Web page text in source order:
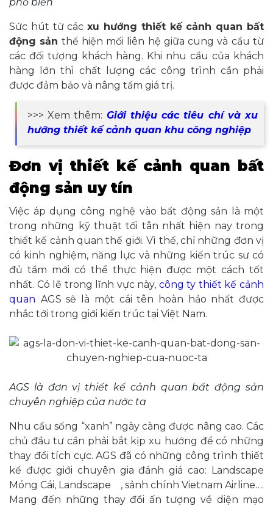
Sức hút từ cácxu hướng thiết kế cảnh quan bất
động sản thể hiện mối liên hệ giữa cung và cầu từ
các đối tượng khách hàng. Khi nhu cầu của khách
hàng lớn thì chất lượng các công trình cần phải
được đảm bảo và nâng tầm giá trị.
>>> Xem thêm: Giới thiệu các tiêu chí và xu
hướng thiết kế cảnh quan khu công nghiệp
Đơn vị thiết kế cảnh quan bất
động sản uy tín
Việc áp dụng công nghệ vào bất động sản là một
trong những kỹ thuật tối tân nhất hiện nay trong
thiết kế cảnh quan thế giới. Vì thế, chỉ những đơn vị
có kinh nghiệm, năng lực và những kiến trúc sư có
đủ tầm mới có thể thực hiện được một cách tốt
nhất. Có lẽ trong lĩnh vực này, công ty thiết kế cảnh
quan AGS sẽ là một cái tên hoàn hảo nhất được
nhắc tới trong giới kiến trúc tại Việt Nam.
AGS là đơn vị thiết kế cảnh quan bất động sản
chuyên nghiệp của nước ta
Nhu cầu sống “xanh” ngày càng được nâng cao. Các
chủ đầu tư cần phải bắt kịp xu hướng để có những
thay đổi tích cực. AGS đã có những công trình thiết
kế được giới chuyên gia đánh giá cao: Landscape
Móng Cái, Landscape , sảnh chính Vietnam Airline….
Mang đến những thay đổi ấn tượng về diện mạo